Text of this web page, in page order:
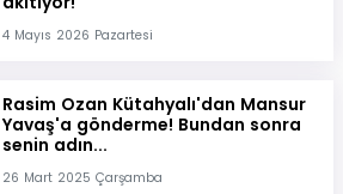
4 Mayıs 2026 Pazartesi
Rasim Ozan Kütahyalı'dan Mansur
Yavaş'a gönderme! Bundan sonra
senin adın...
26 Mart 2025 Çarşamba